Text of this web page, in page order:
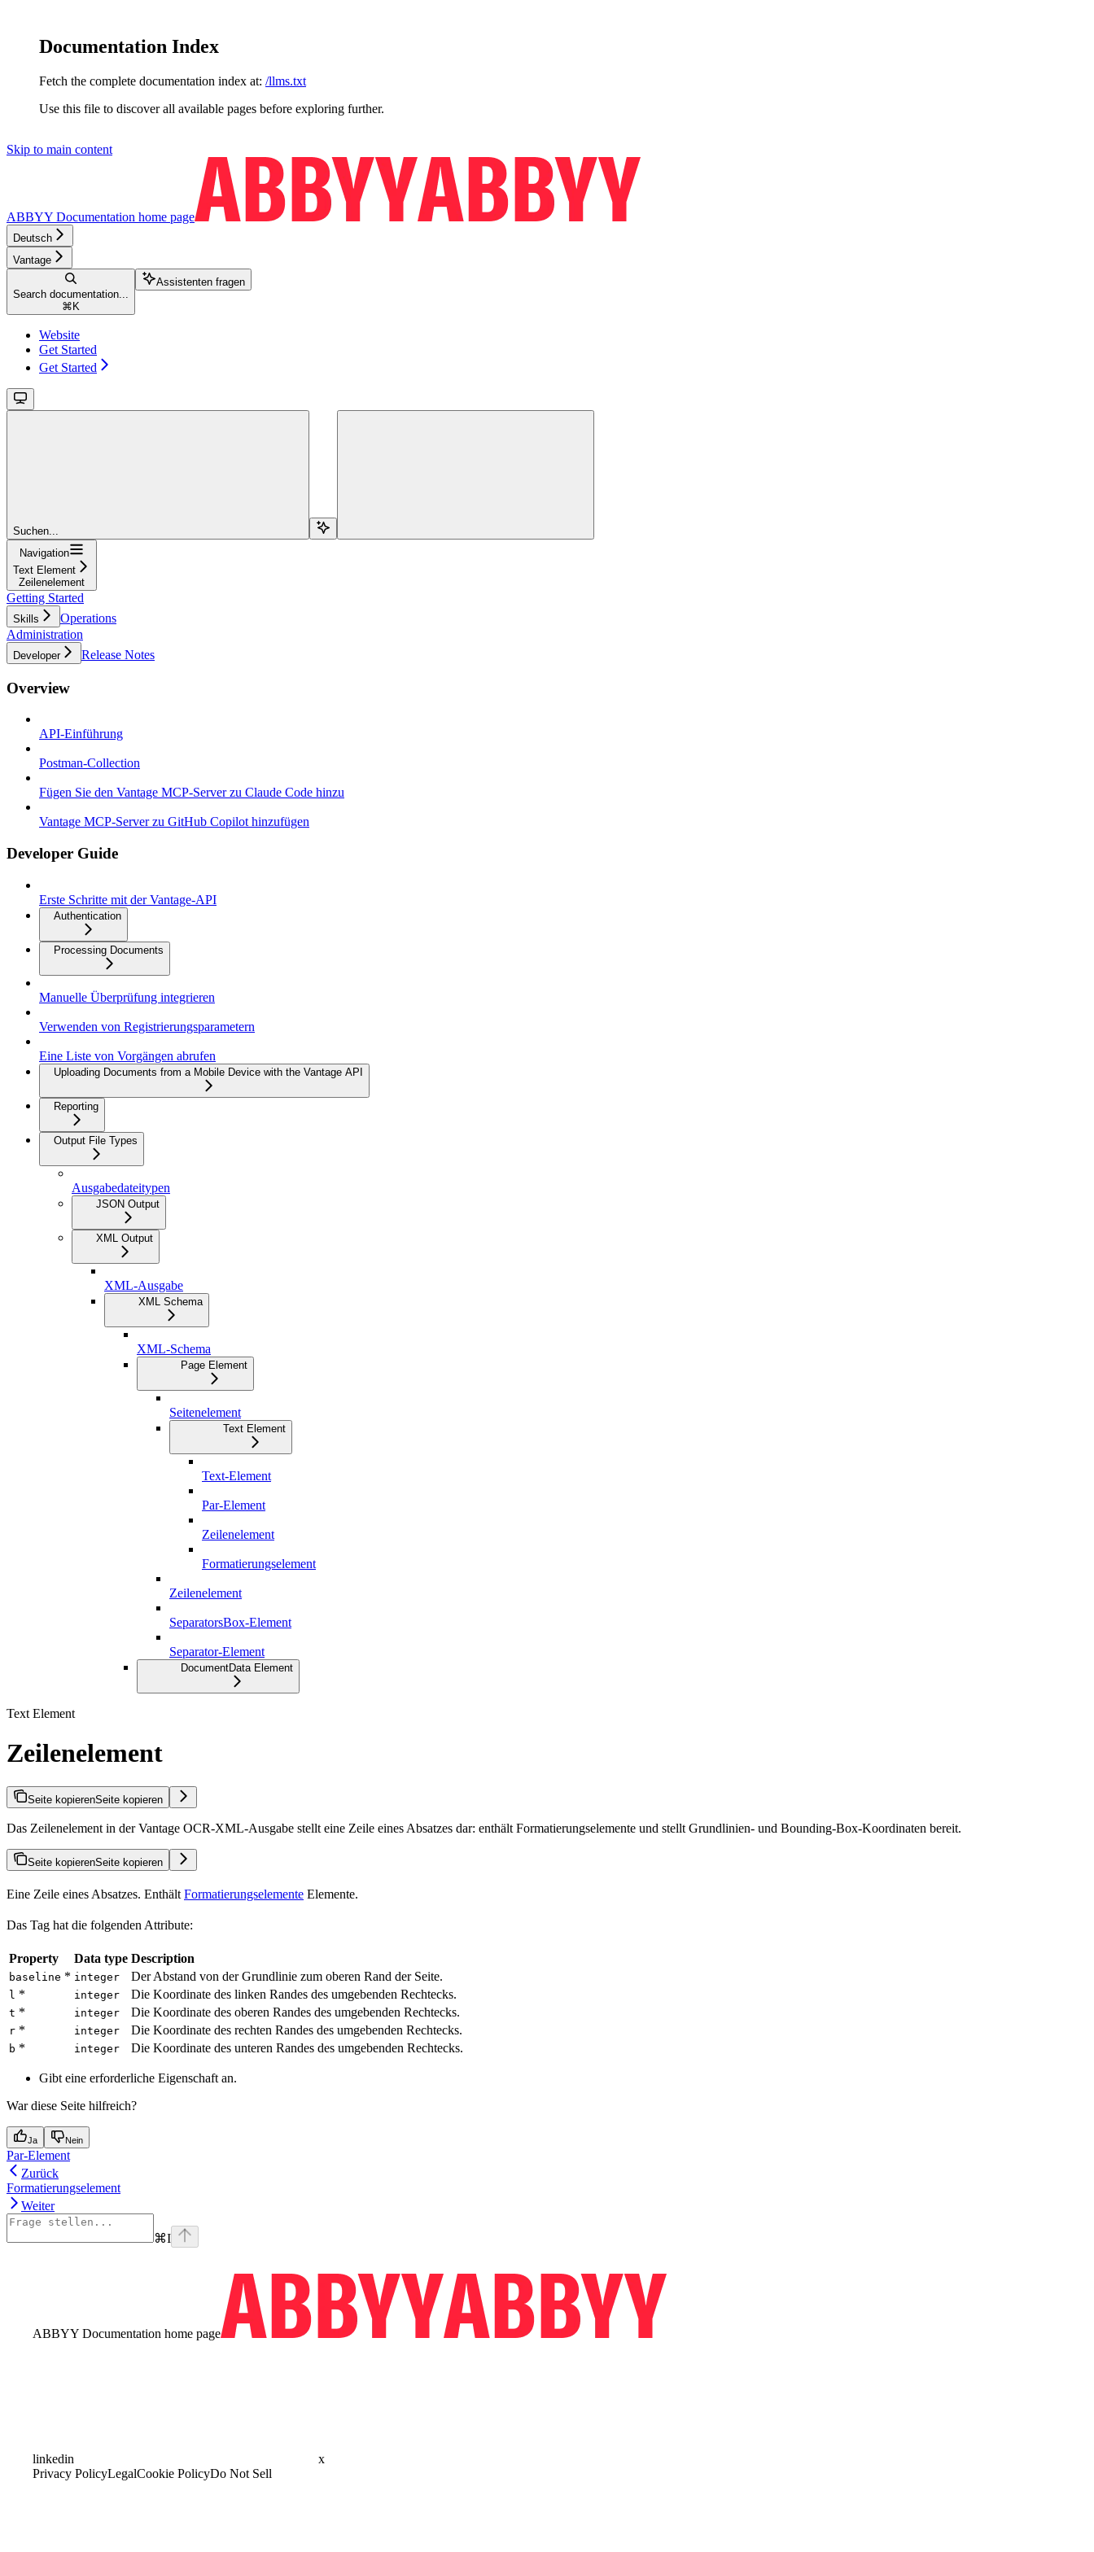
Documentation Index
Fetch the complete documentation index at: /llms.txt
Use this file to discover all available pages before exploring further.
Skip to main content
ABBYY Documentation home page
Deutsch
Vantage
Search documentation...
⌘ K
Assistenten fragen
Website
Get Started
Get Started
Suchen...
Navigation
Text Element
Zeilenelement
Getting Started
Skills
Operations
Administration
Developer Release Notes
Overview
API-Einführung
Postman-Collection
Fügen Sie den Vantage MCP-Server zu Claude Code hinzu
Vantage MCP-Server zu GitHub Copilot hinzufügen
Developer Guide
Erste Schritte mit der Vantage-API
Authentication
Processing Documents
Manuelle Überprüfung integrieren
Verwenden von Registrierungsparametern
Eine Liste von Vorgängen abrufen
Uploading Documents from a Mobile Device with the Vantage API
Reporting
Output File Types
Ausgabedateitypen
JSON Output
XML Output
XML-Ausgabe
XML Schema
XML-Schema
Page Element
Seitenelement
Text Element
Text-Element
Par-Element
Zeilenelement
Formatierungselement
Zeilenelement
SeparatorsBox-Element
Separator-Element
DocumentData Element
Text Element
Zeilenelement
Seite kopierenSeite kopieren
Das Zeilenelement in der Vantage OCR-XML-Ausgabe stellt eine Zeile eines Absatzes dar: enthält Formatierungselemente und stellt Grundlinien- und Bounding-Box-Koordinaten bereit.
Seite kopierenSeite kopieren
Eine Zeile eines Absatzes. Enthält Formatierungselemente Elemente.
Das Tag hat die folgenden Attribute:
Property Data type Description
baseline * integer Der Abstand von der Grundlinie zum oberen Rand der Seite.
l * integer Die Koordinate des linken Randes des umgebenden Rechtecks.
t * integer Die Koordinate des oberen Randes des umgebenden Rechtecks.
r * integer Die Koordinate des rechten Randes des umgebenden Rechtecks.
b * integer Die Koordinate des unteren Randes des umgebenden Rechtecks.
Gibt eine erforderliche Eigenschaft an.
War diese Seite hilfreich?
Ja Nein
Par-Element
Zurück
Formatierungselement
Weiter
⌘I
ABBYY Documentation home page
linkedin
x
Privacy PolicyLegalCookie PolicyDo Not Sell